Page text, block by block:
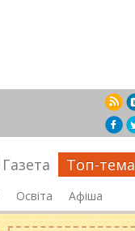
Газета Топ-тема
Освіта Афіша